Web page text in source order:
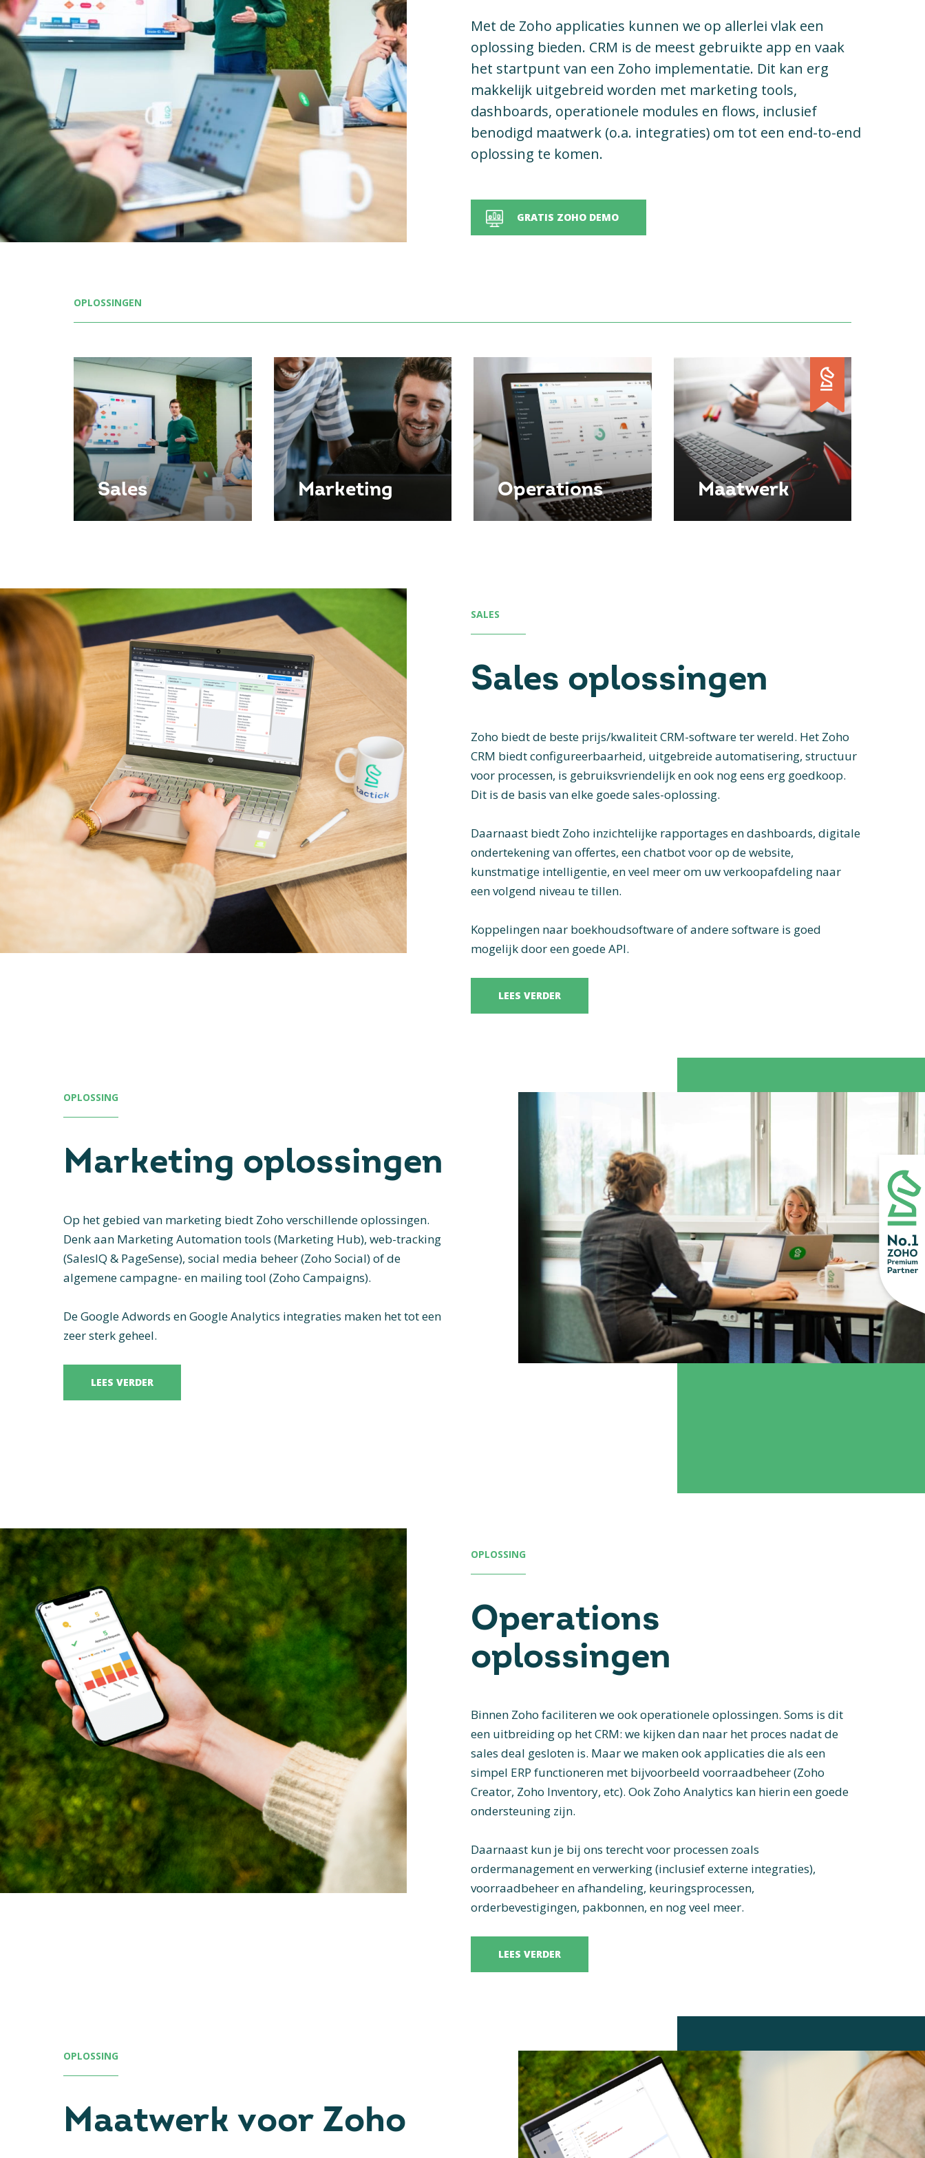
Met de Zoho applicaties kunnen we op allerlei vlak een
oplossing bieden. CRM is de meest gebruikte app en vaak
het startpunt van een Zoho implementatie. Dit kan erg
makkelijk uitgebreid worden met marketing tools,
dashboards, operationele modules en flows, inclusief
benodigd maatwerk (o.a. integraties) om tot een end-to-end
oplossing te komen.
GRATIS ZOHO DEMO
OPLOSSINGEN
Sales Marketing Operations Maatwerk
SALES
Sales oplossingen
Zoho biedt de beste prijs/kwaliteit CRM-software ter wereld. Het Zoho
CRM biedt configureerbaarheid, uitgebreide automatisering, structuur
voor processen, is gebruiksvriendelijk en ook nog eens erg goedkoop.
Dit is de basis van elke goede sales-oplossing.
Daarnaast biedt Zoho inzichtelijke rapportages en dashboards, digitale
ondertekening van offertes, een chatbot voor op de website,
kunstmatige intelligentie, en veel meer om uw verkoopafdeling naar
een volgend niveau te tillen.
Koppelingen naar boekhoudsoftware of andere software is goed
mogelijk door een goede API.
LEES VERDER
OPLOSSING
Marketing oplossingen
Op het gebied van marketing biedt Zoho verschillende oplossingen.
Denk aan Marketing Automation tools (Marketing Hub), web-tracking
(SalesIQ & PageSense), social media beheer (Zoho Social) of de
algemene campagne- en mailing tool (Zoho Campaigns).
De Google Adwords en Google Analytics integraties maken het tot een
zeer sterk geheel.
LEES VERDER
OPLOSSING
Operations
oplossingen
Binnen Zoho faciliteren we ook operationele oplossingen. Soms is dit
een uitbreiding op het CRM: we kijken dan naar het proces nadat de
sales deal gesloten is. Maar we maken ook applicaties die als een
simpel ERP functioneren met bijvoorbeeld voorraadbeheer (Zoho
Creator, Zoho Inventory, etc). Ook Zoho Analytics kan hierin een goede
ondersteuning zijn.
Daarnaast kun je bij ons terecht voor processen zoals
ordermanagement en verwerking (inclusief externe integraties),
voorraadbeheer en afhandeling, keuringsprocessen,
orderbevestigingen, pakbonnen, en nog veel meer.
LEES VERDER
OPLOSSING
Maatwerk voor Zoho